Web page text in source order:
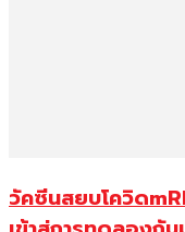
วัคซีนสยบโควิด